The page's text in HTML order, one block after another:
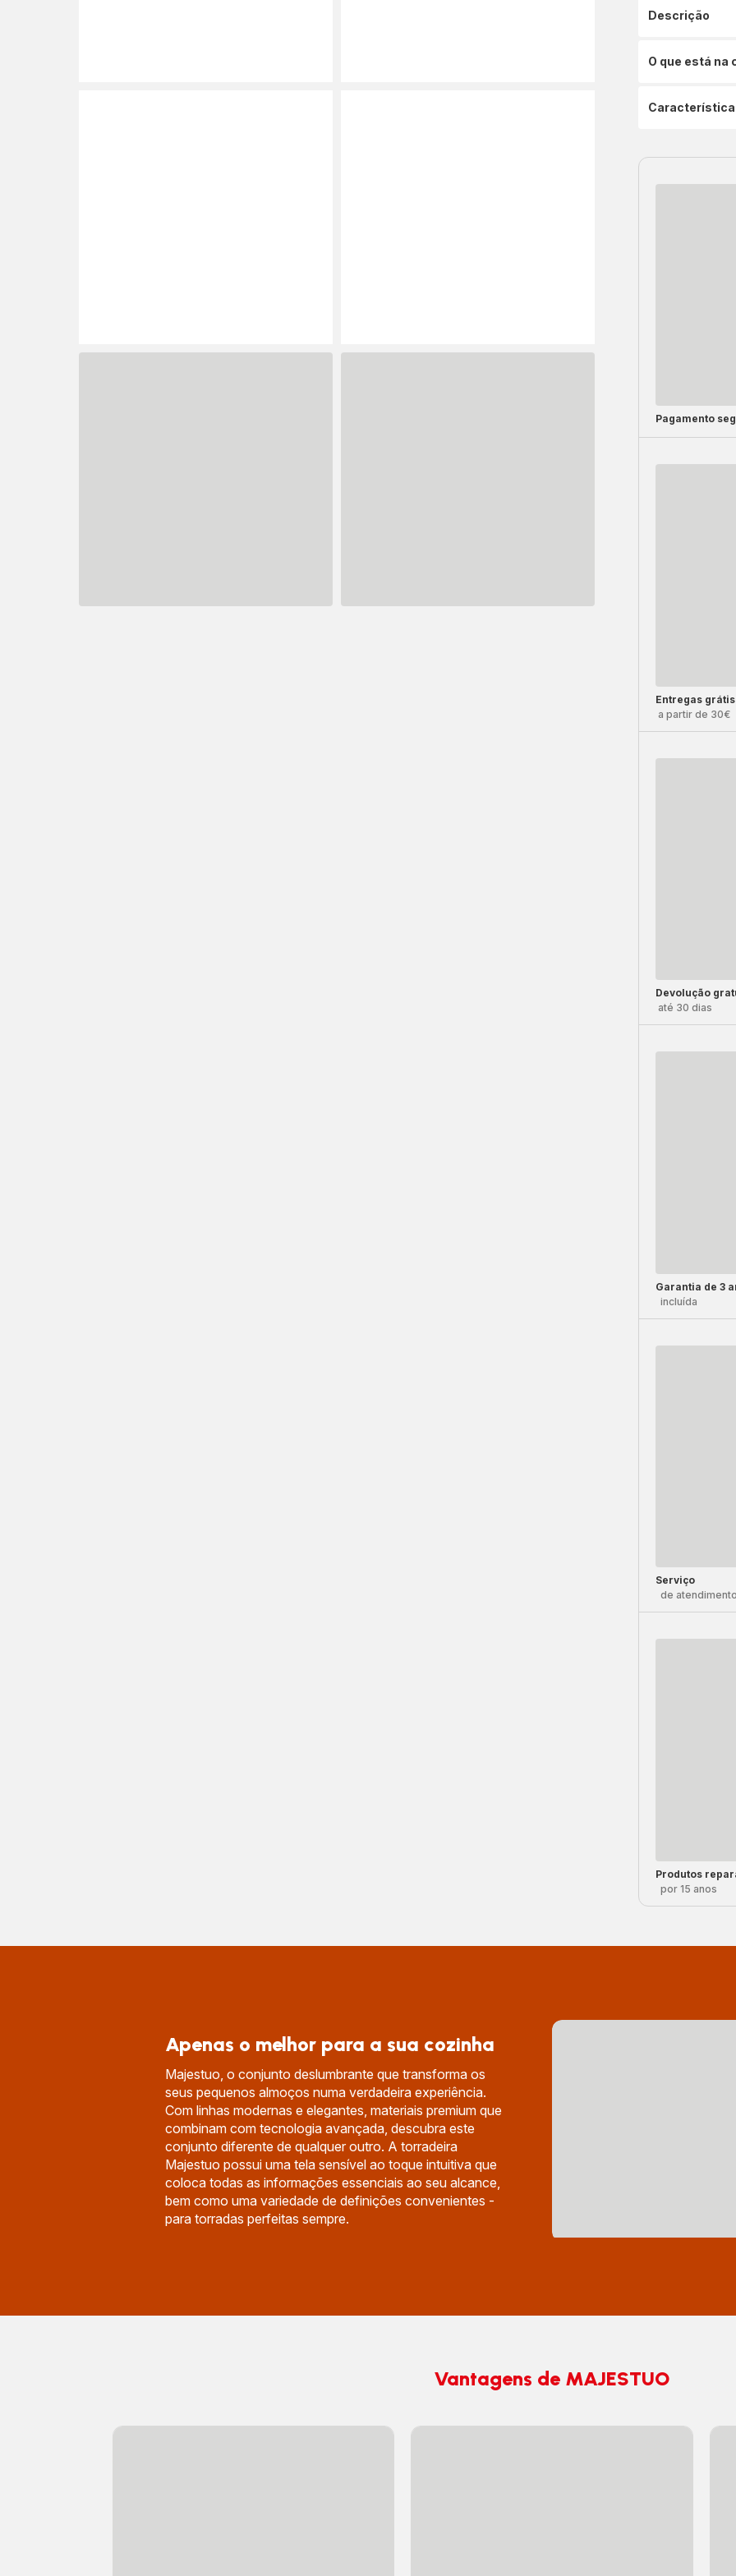
Descrição
O que está na
Pagamento
Entregas grátis
a partir de 30€
Devolução
até 30 dias
Garantia de 3
incluída
Serviço
de
Produtos
por 15 anos
Apenas o melhor para a sua cozinha
Majestuo, o conjunto deslumbrante que transforma os
seus pequenos almoços numa verdadeira experiência.
Com linhas modernas e elegantes, materiais premium que
combinam com tecnologia avançada, descubra este
conjunto diferente de qualquer outro. A torradeira
Majestuo possui uma tela sensível ao toque intuitiva que
coloca todas as informações essenciais ao seu alcance,
bem como uma variedade de definições convenientes -
para torradas perfeitas sempre.
Vantagens de MAJESTUO